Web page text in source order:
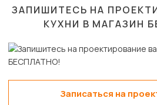
ЗАПИШИТЕСЬ НА
КУХНИ В МАГАЗИН
Записаться на